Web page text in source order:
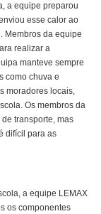
a equipe preparou
esse calor ao
Membros da equipe
realizar a
manteve sempre
como chuva e
moradores locais,
Os membros da
transporte, mas
difícil para as
a equipe LEMAX
os componentes